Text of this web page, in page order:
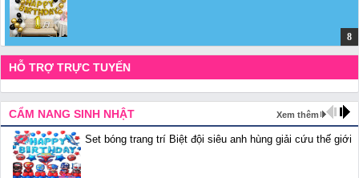
HỖ TRỢ TRỰC TUYẾN
CẨM NANG SINH NHẬT Xem thêm
Set bóng trang trí Biệt đội siêu anh hùng giải cứu thế giới